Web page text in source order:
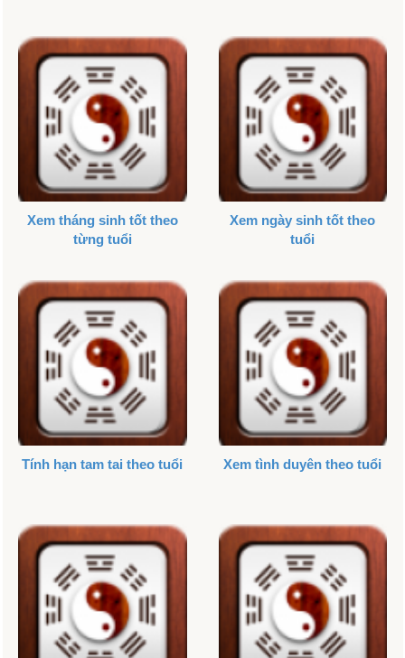
Xem tháng sinh tốt theo
từng tuổi
Xem ngày sinh tốt theo
tuổi
Tính hạn tam tai theo tuổi Xem tình duyên theo tuổi